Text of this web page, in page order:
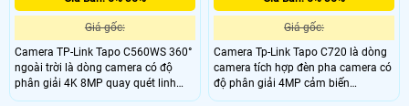
Giá gốc:
Camera TP-Link Tapo C560WS 360°
ngoài trời là dòng camera có độ
phân giải 4K 8MP quay quét linh
hoạt zoom kỹ thuật số 18x và nhìn
Giá gốc:
Camera Tp-Link Tapo C720 là dòng
camera tích hợp đèn pha camera có
độ phân giải 4MP cảm biến
Starlight, góc nhìn siêu rộng 153°.